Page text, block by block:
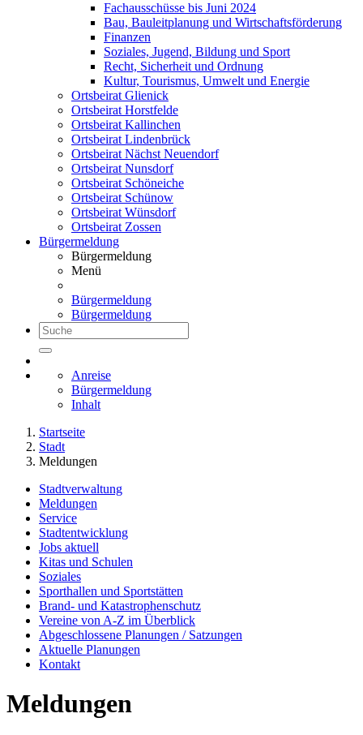
Fachausschüsse bis Juni 2024
Bau, Bauleitplanung und Wirtschaftsförderung
Finanzen
Soziales, Jugend, Bildung und Sport
Recht, Sicherheit und Ordnung
Kultur, Tourismus, Umwelt und Energie
Ortsbeirat Glienick
Ortsbeirat Horstfelde
Ortsbeirat Kallinchen
Ortsbeirat Lindenbrück
Ortsbeirat Nächst Neuendorf
Ortsbeirat Nunsdorf
Ortsbeirat Schöneiche
Ortsbeirat Schünow
Ortsbeirat Wünsdorf
Ortsbeirat Zossen
Bürgermeldung
Bürgermeldung
Menü
Bürgermeldung
Bürgermeldung
Anreise
Bürgermeldung
Inhalt
Startseite
Stadt
Meldungen
Stadtverwaltung
Meldungen
Service
Stadtentwicklung
Jobs aktuell
Kitas und Schulen
Soziales
Sporthallen und Sportstätten
Brand- und Katastrophenschutz
Vereine von A-Z im Überblick
Abgeschlossene Planungen / Satzungen
Aktuelle Planungen
Kontakt
Meldungen